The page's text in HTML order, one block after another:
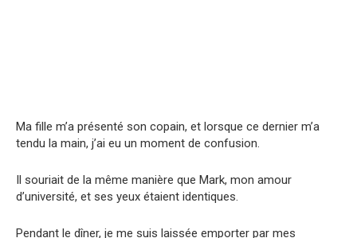
Ma fille m’a présenté son copain, et lorsque ce dernier m’a
tendu la main, j’ai eu un moment de confusion.
Il souriait de la même manière que Mark, mon amour
d’université, et ses yeux étaient identiques.
Pendant le dîner, je me suis laissée emporter par mes